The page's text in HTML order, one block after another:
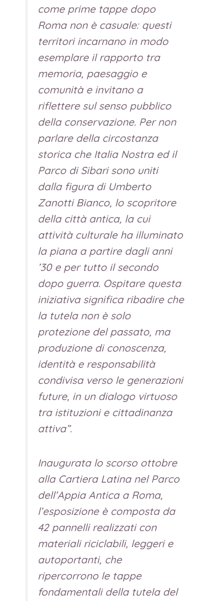
come prime tappe dopo
Roma non è casuale: questi
territori incarnano in modo
esemplare il rapporto tra
memoria, paesaggio e
comunità e invitano a
riflettere sul senso pubblico
della conservazione. Per non
parlare della circostanza
storica che Italia Nostra ed il
Parco di Sibari sono uniti
dalla figura di Umberto
Zanotti Bianco, lo scopritore
della città antica, la cui
attività culturale ha illuminato
la piana a partire dagli anni
’30 e per tutto il secondo
dopo guerra. Ospitare questa
iniziativa significa ribadire che
la tutela non è solo
protezione del passato, ma
produzione di conoscenza,
identità e responsabilità
condivisa verso le generazioni
future, in un dialogo virtuoso
tra istituzioni e cittadinanza
attiva”.
Inaugurata lo scorso ottobre
alla Cartiera Latina nel Parco
dell’Appia Antica a Roma,
l’esposizione è composta da
42 pannelli realizzati con
materiali riciclabili, leggeri e
autoportanti, che
ripercorrono le tappe
fondamentali della tutela del